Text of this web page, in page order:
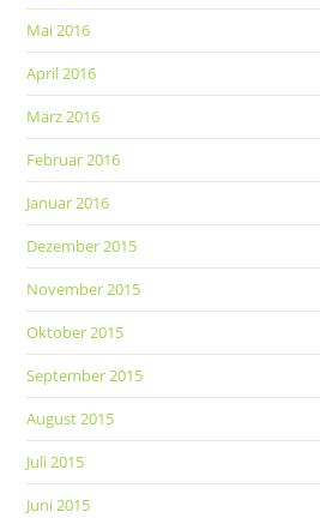
Mai 2016
April 2016
März 2016
Februar 2016
Januar 2016
Dezember 2015
November 2015
Oktober 2015
September 2015
August 2015
Juli 2015
Juni 2015